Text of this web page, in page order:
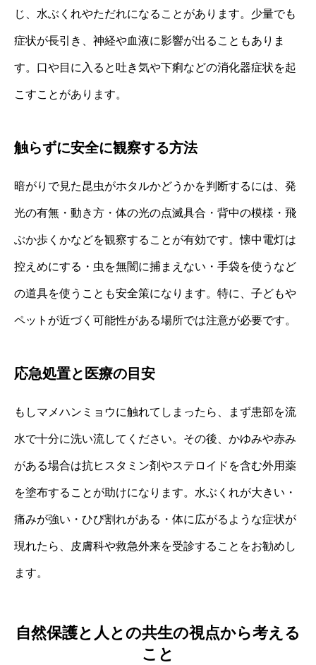
じ、水ぶくれやただれになることがあります。少量でも
症状が長引き、神経や血液に影響が出ることもありま
す。口や目に入ると吐き気や下痢などの消化器症状を起
こすことがあります。
触らずに安全に観察する方法
暗がりで見た昆虫がホタルかどうかを判断するには、発
光の有無・動き方・体の光の点滅具合・背中の模様・飛
ぶか歩くかなどを観察することが有効です。懐中電灯は
控えめにする・虫を無闇に捕まえない・手袋を使うなど
の道具を使うことも安全策になります。特に、子どもや
ペットが近づく可能性がある場所では注意が必要です。
応急処置と医療の目安
もしマメハンミョウに触れてしまったら、まず患部を流
水で十分に洗い流してください。その後、かゆみや赤み
がある場合は抗ヒスタミン剤やステロイドを含む外用薬
を塗布することが助けになります。水ぶくれが大きい・
痛みが強い・ひび割れがある・体に広がるような症状が
現れたら、皮膚科や救急外来を受診することをお勧めし
ます。
自然保護と人との共生の視点から考える
こと